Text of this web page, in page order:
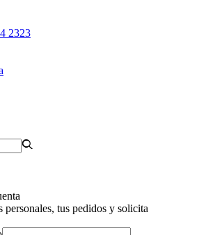
2323
personales, tus pedidos y solicita